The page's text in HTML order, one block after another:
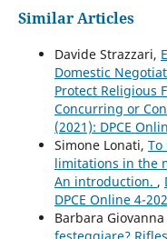
Similar Articles
Davide Strazzari,
Domestic
Protect Religious
Concurring or
(2021): DPCE
Simone Lonati,
limitations in the
An introduction. ,
DPCE Online 4-
Barbara